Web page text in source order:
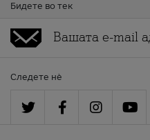
Бидете во тек
Следете нè